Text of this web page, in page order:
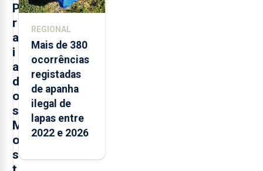
P
r
a
i
a
d
o
s
M
o
s
REGIONAL
Mais de 380
ocorrências
registadas
de apanha
ilegal de
lapas entre
2022 e 2026